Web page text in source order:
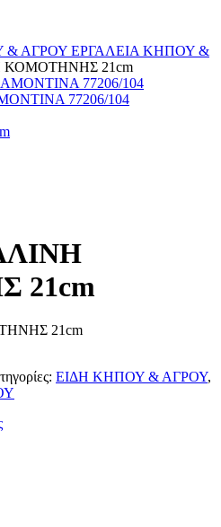
& ΑΓΡΟΥ ΕΡΓΑΛΕΙΑ ΚΗΠΟΥ &
21cm
77206/104
21cm
21cm
ΕΙΔΗ ΚΗΠΟΥ & ΑΓΡΟΥ,